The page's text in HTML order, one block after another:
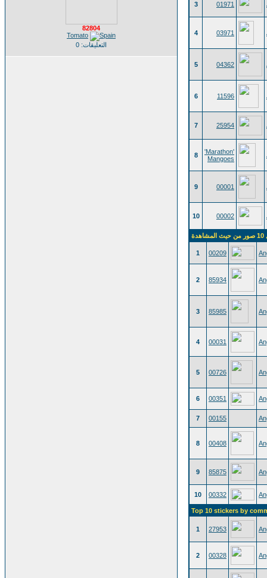
82804
Tomato
التعليقات: 0
3 01971
4 03971
5 04362
6 11596
7 25954
8
'Marathon'
Mangoes
9 00001
10 00002
1 00209
2 85934
3 85985
4 00031
5 00726
6 00351
7 00155
8 00408
9 85875
10 00332
Top 10 stickers by
1 27953
2 00328